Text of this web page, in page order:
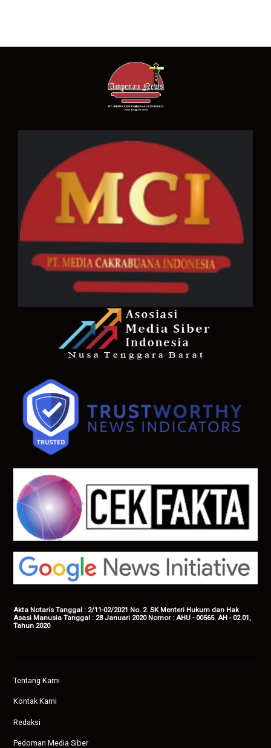
Akta Notaris Tanggal : 2/11-02/2021 No. 2. SK Menteri Hukum dan Hak
Asasi Manusia Tanggal : 28 Januari 2020 Nomor : AHU - 00565. AH - 02.01,
Tahun 2020
Tentang Kami
Kontak Kami
Redaksi
Pedoman Media Siber